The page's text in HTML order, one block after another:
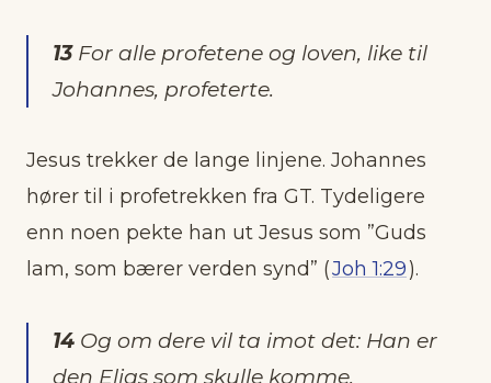
13For alle profetene og loven, like til
Johannes, profeterte.
Jesus trekker de lange linjene. Johannes
hører til i profetrekken fra GT. Tydeligere
enn noen pekte han ut Jesus som ”Guds
lam, som bærer verden synd” (Joh 1:29).
14 Og om dere vil ta imot det: Han er
den Elias som skulle komme.